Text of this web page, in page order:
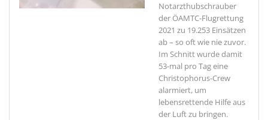
Notarzthubschrauber
der ÖAMTC-Flugrettung
2021 zu 19.253 Einsätzen
ab – so oft wie nie zuvor.
Im Schnitt wurde damit
53-mal pro Tag eine
Christophorus-Crew
alarmiert, um
lebensrettende Hilfe aus
der Luft zu bringen.